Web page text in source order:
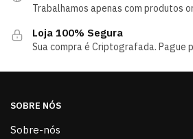
Trabalhamos apenas com produtos
Loja 100% Segura
Sua compra é Criptografada. Pague
SOBRE NÓS
Sobre-nós